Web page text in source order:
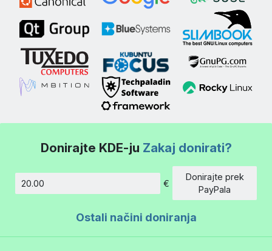
Donirajte KDE-ju Zakaj donirati?
Znesek
€
Donirajte prek
PayPala
Ostali načini doniranja